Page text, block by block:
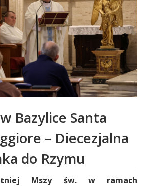
Bazylice Santa
– Diecezjalna
do Rzymu
Mszy św. w ramach